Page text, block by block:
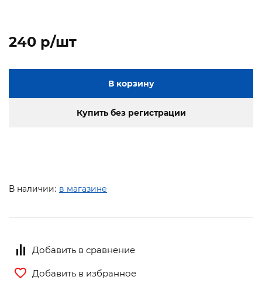
240 p/шт
В корзину
Купить без регистрации
В наличии: в магазине
Добавить в сравнение
Добавить в избранное